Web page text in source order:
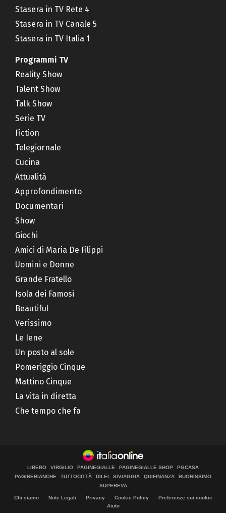
Stasera in TV Rete 4
Stasera in TV Canale 5
Stasera in TV Italia 1
Programmi TV
Reality Show
Talent Show
Talk Show
Serie TV
Fiction
Telegiornale
Cucina
Attualità
Approfondimento
Documentari
Show
Giochi
Amici di Maria De Filippi
Uomini e Donne
Grande Fratello
Isola dei Famosi
Beautiful
Verissimo
Le Iene
Un posto al sole
Pomeriggio Cinque
Mattino Cinque
La vita in diretta
Che tempo che fa
LIBERO VIRGILIO PAGINEGIALLE PAGINEGIALLE SHOP
PGCASA
PAGINEBIANCHE
TUTTOCITTÀ DILEI SIVIAGGIA QUIFINANZA
BUONISSIMO
SUPEREVA
Chi siamo Note Legali Privacy Cookie Policy
Preferenze sui cookie
Aiuto